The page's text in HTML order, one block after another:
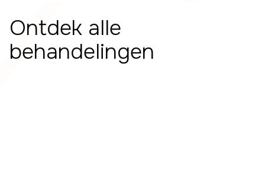
Ontdek alle
behandelingen